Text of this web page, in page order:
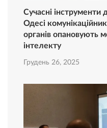
Сучасні інструменти
Одесі
органів опановують
інтелекту
Грудень 26, 2025